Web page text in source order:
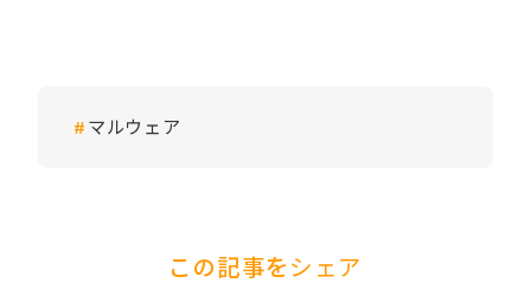
マルウェア
この記事をシェア